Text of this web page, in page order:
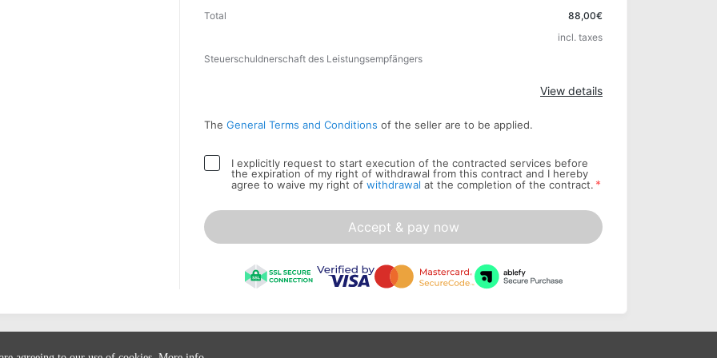
Total
88,00€
incl. taxes
Steuerschuldnerschaft des Leistungsempfängers
View details
The General Terms and Conditions of the seller are to be applied.
I explicitly request to start execution of the contracted services before
the expiration of my right of withdrawal from this contract and I hereby
agree to waive my right of withdrawal at the completion of the contract. *
Accept & pay now